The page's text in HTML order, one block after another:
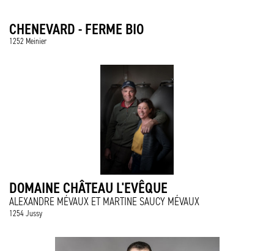
CHENEVARD - FERME BIO
1252 Meinier
DOMAINE CHÂTEAU L'EVÊQUE
ALEXANDRE MÉVAUX ET MARTINE SAUCY MÉVAUX
1254 Jussy